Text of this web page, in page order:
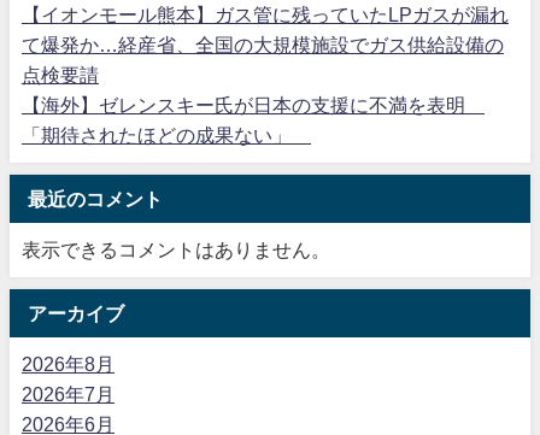
【イオンモール熊本】ガス管に残っていたLPガスが漏れ
て爆発か…経産省、全国の大規模施設でガス供給設備の
点検要請
【海外】ゼレンスキー氏が日本の支援に不満を表明
「期待されたほどの成果ない」
最近のコメント
表示できるコメントはありません。
アーカイブ
2026年8月
2026年7月
2026年6月